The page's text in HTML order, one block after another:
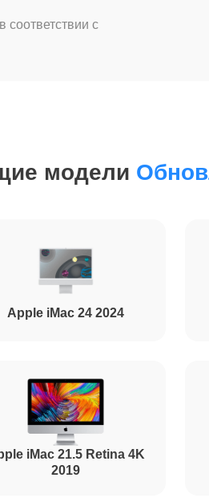
соответствии с
модели
Apple iMac 24 2024
iMac 21.5 Retina 4K
2019